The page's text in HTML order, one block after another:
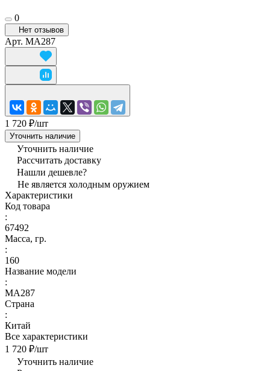
0
Нет отзывов
Арт. MA287
1 720 ₽/шт
Уточнить наличие
Уточнить наличие
Рассчитать доставку
Нашли дешевле?
Не является холодным оружием
Характеристики
Код товара
:
67492
Масса, гр.
:
160
Название модели
:
MA287
Страна
:
Китай
Все характеристики
1 720 ₽/шт
Уточнить наличие